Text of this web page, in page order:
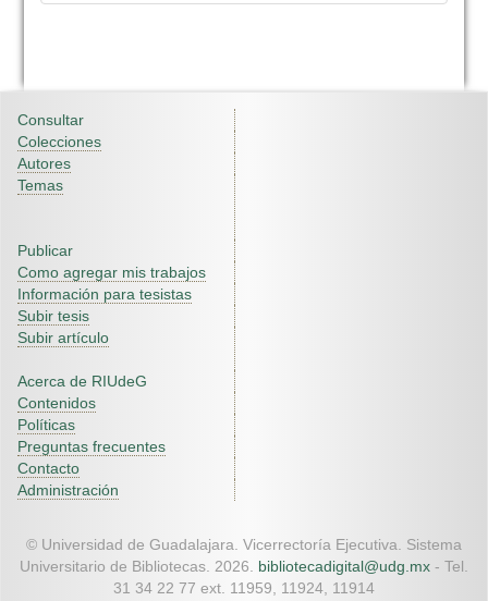
Consultar
Colecciones
Autores
Temas
Publicar
Como agregar mis trabajos
Información para tesistas
Subir tesis
Subir artículo
Acerca de RIUdeG
Contenidos
Políticas
Preguntas frecuentes
Contacto
Administración
© Universidad de Guadalajara. Vicerrectoría Ejecutiva. Sistema
Universitario de Bibliotecas. 2026. bibliotecadigital@udg.mx - Tel.
31 34 22 77 ext. 11959, 11924, 11914